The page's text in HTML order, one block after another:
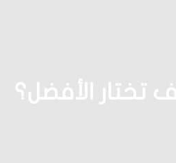
تختار الأفضل؟